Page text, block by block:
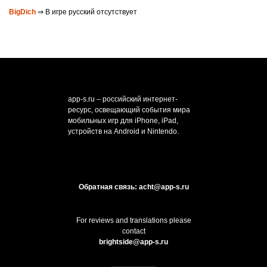
BigDich ⇒ В игре русский отсутствует
app-s.ru – российский интернет-
ресурс, освещающий события мира
мобильных игр для iPhone, iPad,
устройств на Android и Nintendo.
Обратная связь: acht@app-s.ru
For reviews and translations please
contact
brightside@app-s.ru